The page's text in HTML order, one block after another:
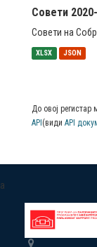
Совети
Совети на
XLSX JSON
До овој
API (види API
a